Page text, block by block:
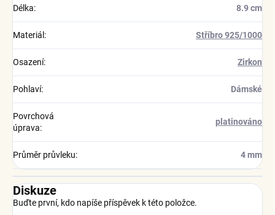
Délka: 8.9 cm
Materiál : Stříbro 925/1000
Osazení: Zirkon
Pohlaví: Dámské
Povrchová
úprava:
platinováno
Průměr průvleku: 4 mm
Diskuze
Buďte první, kdo napíše příspěvek k této položce.